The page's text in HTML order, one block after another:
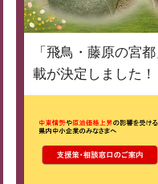
「飛鳥・藤原の宮
載が決定しました！